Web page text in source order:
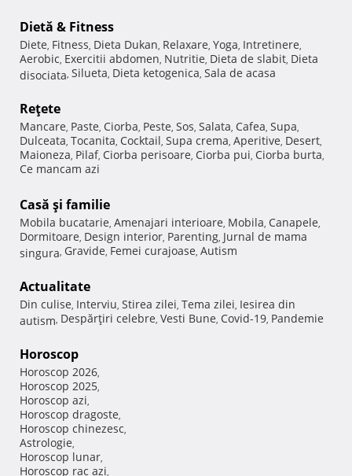
Dietă & Fitness
Diete, Fitness, Dieta Dukan, Relaxare, Yoga, Intretinere,
Aerobic, Exercitii abdomen, Nutritie, Dieta de slabit, Dieta
disociata, Silueta, Dieta ketogenica, Sala de acasa
Reţete
Mancare, Paste, Ciorba, Peste, Sos, Salata, Cafea, Supa,
Dulceata, Tocanita, Cocktail, Supa crema, Aperitive, Desert,
Maioneza, Pilaf, Ciorba perisoare, Ciorba pui, Ciorba burta,
Ce mancam azi
Casă şi familie
Mobila bucatarie, Amenajari interioare, Mobila, Canapele,
Dormitoare, Design interior, Parenting, Jurnal de mama
singura, Gravide, Femei curajoase, Autism
Actualitate
Din culise, Interviu, Stirea zilei, Tema zilei, Iesirea din
autism, Despărţiri celebre, Vesti Bune, Covid-19, Pandemie
Horoscop
Horoscop 2026,
Horoscop 2025,
Horoscop azi,
Horoscop dragoste,
Horoscop chinezesc,
Astrologie,
Horoscop lunar,
Horoscop rac azi,